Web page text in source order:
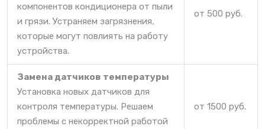
компонентов кондиционера от пыли
и грязи. Устраняем загрязнения,
которые могут повлиять на работу
устройства.
от 500 руб.
Замена датчиков температуры
Установка новых датчиков для
контроля температуры. Решаем
проблемы с некорректной работой
от 1500 руб.